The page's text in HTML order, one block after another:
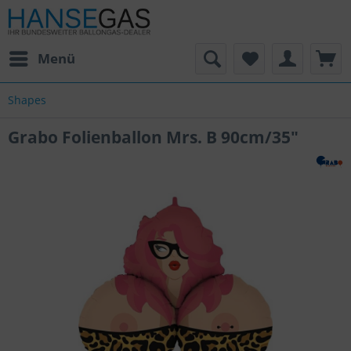
Menü
Shapes
Grabo Folienballon Mrs. B 90cm/35"